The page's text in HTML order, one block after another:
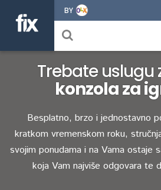
BY
Trebate uslugu
konzola za
Besplatno, brzo i jednostavno
kratkom vremenskom roku,
svojim ponudama i na Vama ostaje
koja Vam najviše odgovara te